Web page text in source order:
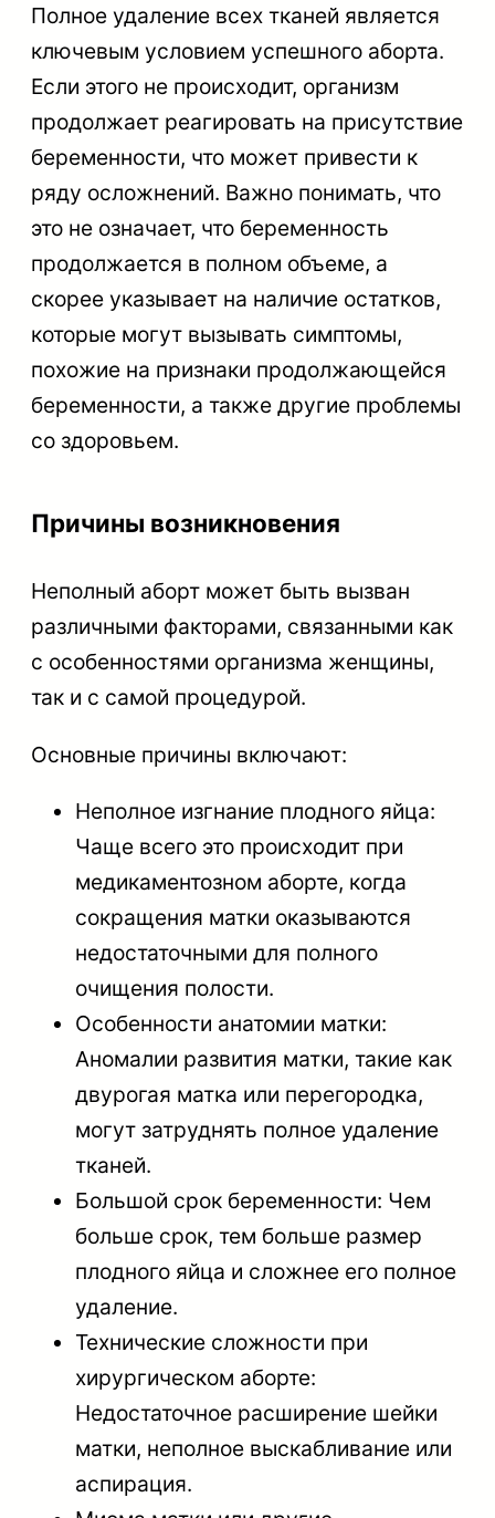
Полное удаление всех тканей является
ключевым условием успешного аборта.
Если этого не происходит, организм
продолжает реагировать на присутствие
беременности, что может привести к
ряду осложнений. Важно понимать, что
это не означает, что беременность
продолжается в полном объеме, а
скорее указывает на наличие остатков,
которые могут вызывать симптомы,
похожие на признаки продолжающейся
беременности, а также другие проблемы
со здоровьем.
Причины возникновения
Неполный аборт может быть вызван
различными факторами, связанными как
с особенностями организма женщины,
так и с самой процедурой.
Основные причины включают:
Неполное изгнание плодного яйца:
Чаще всего это происходит при
медикаментозном аборте, когда
сокращения матки оказываются
недостаточными для полного
очищения полости.
Особенности анатомии матки:
Аномалии развития матки, такие как
двурогая матка или перегородка,
могут затруднять полное удаление
тканей.
Большой срок беременности: Чем
больше срок, тем больше размер
плодного яйца и сложнее его полное
удаление.
Технические сложности при
хирургическом аборте:
Недостаточное расширение шейки
матки, неполное выскабливание или
аспирация.